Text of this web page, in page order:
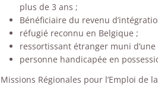
plus de 3 ans ;
Bénéficiaire du revenu
réfugié reconnu en Belgique ;
ressortissant étranger muni
personne handicapée en
Missions Régionales pour l’Emploi de